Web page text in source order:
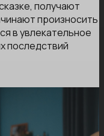
получают
произносить
в увлекательное
последствий